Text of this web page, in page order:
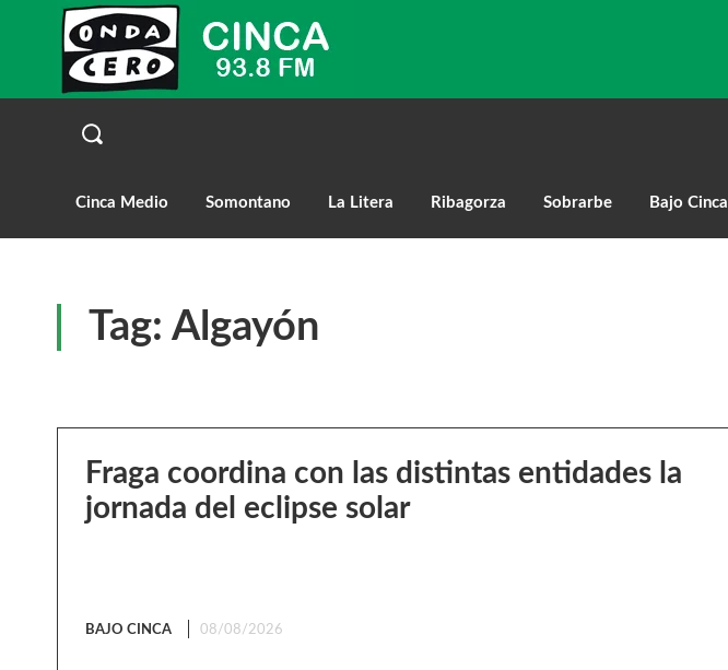
Cinca Medio Somontano La Litera Ribagorza Sobrarbe Bajo Cinca
Tag: Algayón
Fraga coordina con las distintas entidades la
jornada del eclipse solar
BAJO CINCA 08/08/2026